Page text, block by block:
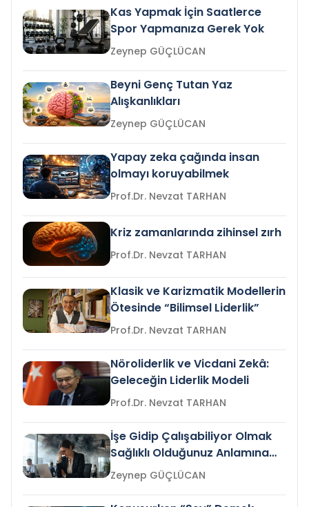
Kas Yapmak İçin Saatlerce
Spor Yapmanıza Gerek Yok
Zeynep GÜÇLÜCAN
Beyni Genç Tutan Yaz
Alışkanlıkları
Zeynep GÜÇLÜCAN
Yapay zeka çağında insan
olmayı koruyabilmek
Prof.Dr. Nevzat TARHAN
Kriz zamanlarında zihinsel zırh
Prof.Dr. Nevzat TARHAN
Klasik ve Karizmatik Modellerin
Ötesinde “Bilimsel Liderlik”
Prof.Dr. Nevzat TARHAN
Nöroliderlik ve Vicdani Zekâ:
Geleceğin Liderlik Modeli
Prof.Dr. Nevzat TARHAN
İşe Gidip Çalışabiliyor Olmak
Sağlıklı Olduğunuz Anlamına
Gelir mi?Zeynep GÜÇLÜCAN